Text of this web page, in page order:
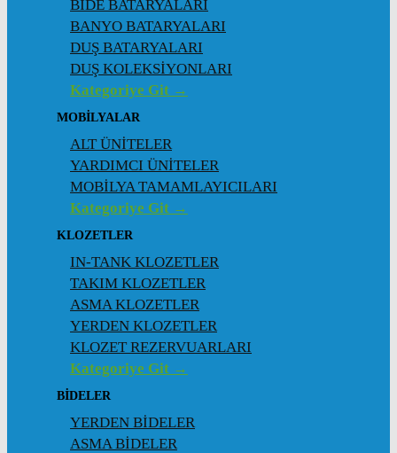
BİDE BATARYALARI
BANYO BATARYALARI
DUŞ BATARYALARI
DUŞ KOLEKSİYONLARI
Kategoriye Git →
MOBİLYALAR
ALT ÜNİTELER
YARDIMCI ÜNİTELER
MOBİLYA TAMAMLAYICILARI
Kategoriye Git →
KLOZETLER
IN-TANK KLOZETLER
TAKIM KLOZETLER
ASMA KLOZETLER
YERDEN KLOZETLER
KLOZET REZERVUARLARI
Kategoriye Git →
BİDELER
YERDEN BİDELER
ASMA BİDELER